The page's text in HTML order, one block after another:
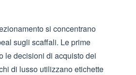
si concentrano
sugli scaffali. Le prime
le decisioni di acquisto dei
di lusso utilizzano etichette